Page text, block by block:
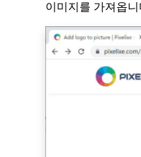
이미지를 가져옵니